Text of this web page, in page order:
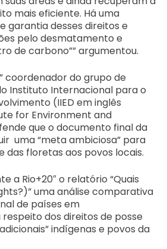
mais eficiente. Há uma
garantia desses direitos e
pelo desmatamento e
de carbono”” argumentou.
coordenador do grupo de
Instituto Internacional para o
(IIED em inglês
for Environment and
que o documento final da
uma “meta ambiciosa” para
floretas aos povos locais.
a Rio+20″ o relatório “Quais
uma análise comparativa
de países em
dos direitos de posse
indígenas e povos da